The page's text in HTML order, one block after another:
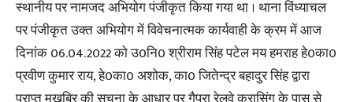
स्थानीय पर नामजद अभियोग पंजीकृत किया गया था । थाना विंध्याचल
पर पंजीकृत उक्त अभियोग में विवेचनात्मक कार्यवाही के क्रम में आज
दिनांक 06.04.2022 को उ0नि0 श्रीराम सिंह पटेल मय हमराह हे0का0
प्रवीण कुमार राय, हे0का0 अशोक, का0 जितेन्द्र बहादुर सिंह द्वारा